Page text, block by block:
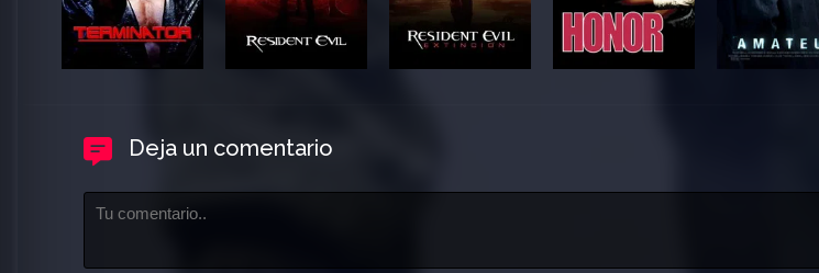
Deja un comentario